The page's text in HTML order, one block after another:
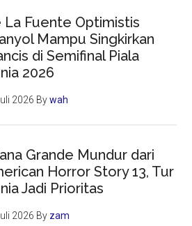
La Fuente Optimistis
Mampu Singkirkan
di Semifinal Piala
2026
2026 Bywah
Grande Mundur dari
Horror Story 13, Tur
Jadi Prioritas
2026 By zam